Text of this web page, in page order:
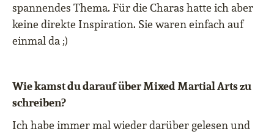
spannendes Thema. Für die Charas hatte ich aber
keine direkte Inspiration. Sie waren einfach auf
einmal da ;)
Wie kamst du darauf über Mixed Martial Arts zu
schreiben?
Ich habe immer mal wieder darüber gelesen und